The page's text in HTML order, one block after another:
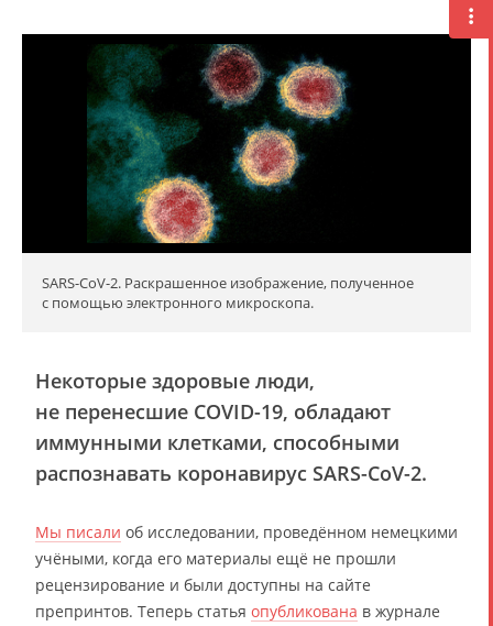
SARS-CoV-2. Раскрашенное изображение, полученное
с помощью электронного микроскопа.
Некоторые здоровые люди,
не перенесшие COVID-19, обладают
иммунными клетками, способными
распознавать коронавирус SARS-CoV-2.
Мы писали об исследовании, проведённом немецкими
учёными, когда его материалы ещё не прошли
рецензирование и были доступны на сайте
препринтов. Теперь статья опубликована в журнале